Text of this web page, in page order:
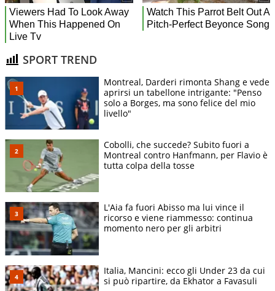
SPORT TREND
Montreal, Darderi rimonta Shang e vede
aprirsi un tabellone intrigante: "Penso
solo a Borges, ma sono felice del mio
livello"
Cobolli, che succede? Subito fuori a
Montreal contro Hanfmann, per Flavio è
tutta colpa della tosse
L'Aia fa fuori Abisso ma lui vince il
ricorso e viene riammesso: continua
momento nero per gli arbitri
Italia, Mancini: ecco gli Under 23 da cui
si può ripartire, da Ekhator a Favasuli